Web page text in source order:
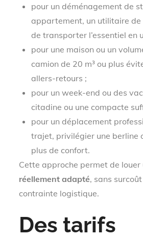
pour un déménagement de
appartement, un utilitaire de
de transporter l’essentiel en
pour une maison ou un
camion de 20 m³ ou plus
allers-retours ;
pour un week-end ou des
citadine ou une compacte
pour un déplacement
trajet, privilégier une berline
plus de confort.
Cette approche permet de
réellement adapté, sans
contrainte logistique.
Des tarifs